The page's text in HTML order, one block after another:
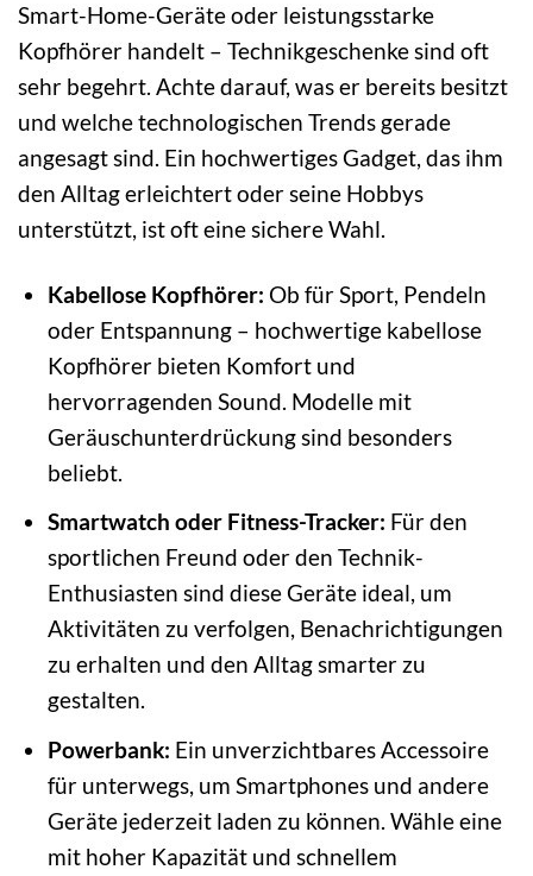
Smart-Home-Geräte oder leistungsstarke
Kopfhörer handelt – Technikgeschenke sind oft
sehr begehrt. Achte darauf, was er bereits besitzt
und welche technologischen Trends gerade
angesagt sind. Ein hochwertiges Gadget, das ihm
den Alltag erleichtert oder seine Hobbys
unterstützt, ist oft eine sichere Wahl.
Kabellose Kopfhörer: Ob für Sport, Pendeln
oder Entspannung – hochwertige kabellose
Kopfhörer bieten Komfort und
hervorragenden Sound. Modelle mit
Geräuschunterdrückung sind besonders
beliebt.
Smartwatch oder Fitness-Tracker: Für den
sportlichen Freund oder den Technik-
Enthusiasten sind diese Geräte ideal, um
Aktivitäten zu verfolgen, Benachrichtigungen
zu erhalten und den Alltag smarter zu
gestalten.
Powerbank: Ein unverzichtbares Accessoire
für unterwegs, um Smartphones und andere
Geräte jederzeit laden zu können. Wähle eine
mit hoher Kapazität und schnellem